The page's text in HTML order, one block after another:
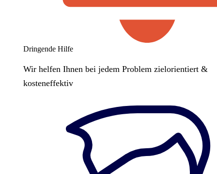
Dringende Hilfe
Wir helfen Ihnen bei jedem Problem zielorientiert &
kosteneffektiv